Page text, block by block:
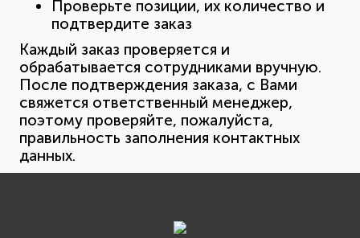
Проверьте позиции, их количество и
подтвердите заказ
Каждый заказ проверяется и
обрабатывается сотрудниками вручную.
После подтверждения заказа, с Вами
свяжется ответственный менеджер,
поэтому проверяйте, пожалуйста,
правильность заполнения контактных
данных.